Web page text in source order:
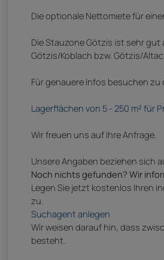
Die optionale Nettomiete für
Die Stauzone Götzis ist sehr
Götzis/Koblach bzw. Götzis/
Für genauere Infos besuchen zu
Lagerflächen von 5 - 250 m² für
Wir freuen uns auf Ihre Anfrage.
Unsere Angaben beziehen sich
Noch nichts gefunden? Wir
Legen Sie jetzt kostenlos Ihren
zu.
Suchagent anlegen
Wir weisen darauf hin, dass
besteht.